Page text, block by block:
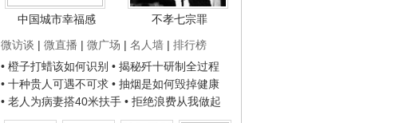
中国城市幸福感
不孝七宗罪
微访谈 | 微直播 | 微广场 | 名人墙 | 排行榜
• 橙子打蜡该如何识别 • 揭秘歼十研制全过程
• 十种贵人可遇不可求 • 抽烟是如何毁掉健康
• 老人为病妻搭40米扶手 • 拒绝浪费从我做起